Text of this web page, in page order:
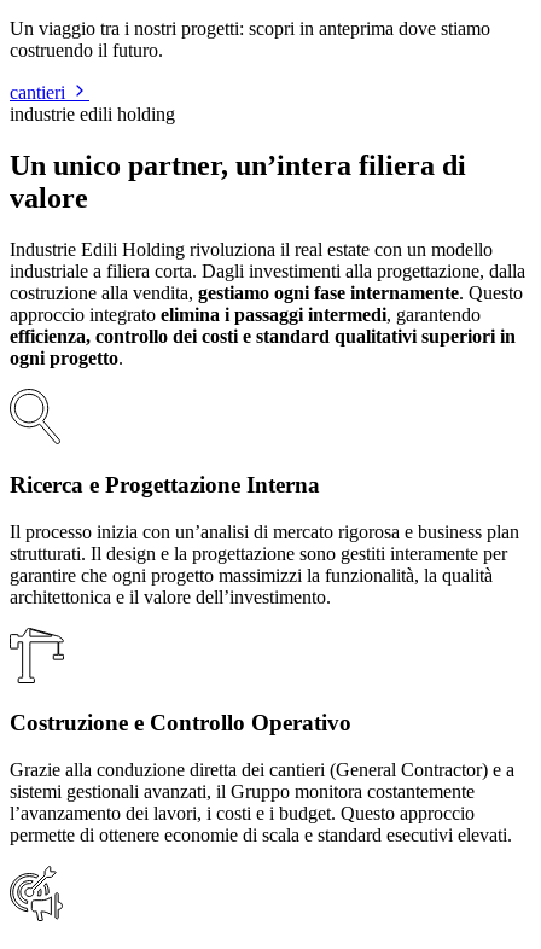
Un viaggio tra i nostri progetti: scopri in anteprima dove stiamo
costruendo il futuro.
cantieri
industrie edili holding
Un unico partner, un’intera filiera di
valore
Industrie Edili Holding rivoluziona il real estate con un modello
industriale a filiera corta. Dagli investimenti alla progettazione, dalla
costruzione alla vendita, gestiamo ogni fase internamente. Questo
approccio integrato elimina i passaggi intermedi, garantendo
efficienza, controllo dei costi e standard qualitativi superiori in
ogni progetto.
Ricerca e Progettazione Interna
Il processo inizia con un’analisi di mercato rigorosa e business plan
strutturati. Il design e la progettazione sono gestiti interamente per
garantire che ogni progetto massimizzi la funzionalità, la qualità
architettonica e il valore dell’investimento.
Costruzione e Controllo Operativo
Grazie alla conduzione diretta dei cantieri (General Contractor) e a
sistemi gestionali avanzati, il Gruppo monitora costantemente
l’avanzamento dei lavori, i costi e i budget. Questo approccio
permette di ottenere economie di scala e standard esecutivi elevati.